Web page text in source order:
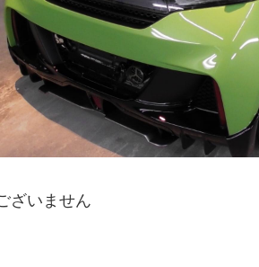
ざいません